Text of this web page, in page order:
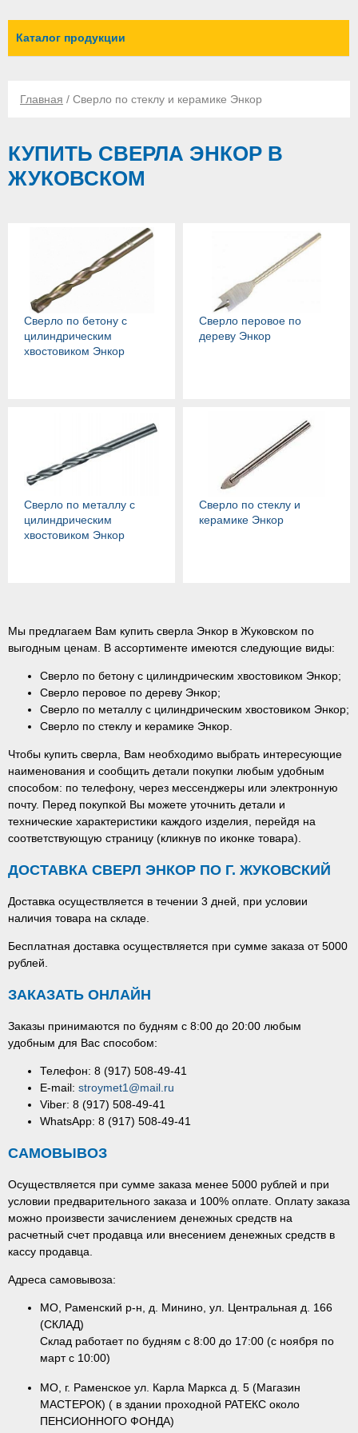
Каталог продукции
Главная / Сверло по стеклу и керамике Энкор
КУПИТЬ СВЕРЛА ЭНКОР В
ЖУКОВСКОМ
Сверло по бетону с
цилиндрическим
хвостовиком Энкор
Сверло перовое по
дереву Энкор
Сверло по металлу с
цилиндрическим
хвостовиком Энкор
Сверло по стеклу и
керамике Энкор
Мы предлагаем Вам купить сверла Энкор в Жуковском по
выгодным ценам. В ассортименте имеются следующие виды:
Сверло по бетону с цилиндрическим хвостовиком Энкор;
Сверло перовое по дереву Энкор;
Сверло по металлу с цилиндрическим хвостовиком Энкор;
Сверло по стеклу и керамике Энкор.
Чтобы купить сверла, Вам необходимо выбрать интересующие
наименования и сообщить детали покупки любым удобным
способом: по телефону, через мессенджеры или электронную
почту. Перед покупкой Вы можете уточнить детали и
технические характеристики каждого изделия, перейдя на
соответствующую страницу (кликнув по иконке товара).
ДОСТАВКА СВЕРЛ ЭНКОР ПО Г. ЖУКОВСКИЙ
Доставка осуществляется в течении 3 дней, при условии
наличия товара на складе.
Бесплатная доставка осуществляется при сумме заказа от 5000
рублей.
ЗАКАЗАТЬ ОНЛАЙН
Заказы принимаются по будням с 8:00 до 20:00 любым
удобным для Вас способом:
Телефон: 8 (917) 508-49-41
E-mail: stroymet1@mail.ru
Viber: 8 (917) 508-49-41
WhatsApp: 8 (917) 508-49-41
САМОВЫВОЗ
Осуществляется при сумме заказа менее 5000 рублей и при
условии предварительного заказа и 100% оплате. Оплату заказа
можно произвести зачислением денежных средств на
расчетный счет продавца или внесением денежных средств в
кассу продавца.
Адреса самовывоза:
МО, Раменский р-н, д. Минино, ул. Центральная д. 166
(СКЛАД)
Склад работает по будням с 8:00 до 17:00 (с ноября по
март с 10:00)
МО, г. Раменское ул. Карла Маркса д. 5 (Магазин
МАСТЕРОК) ( в здании проходной РАТЕКС около
ПЕНСИОННОГО ФОНДА)